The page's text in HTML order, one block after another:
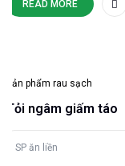
READ MORE
Sản phẩm rau sạch
Tỏi ngâm giấm táo
SP ăn liền